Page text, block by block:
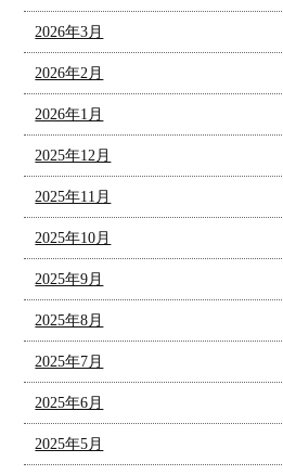
2026年3月
2026年2月
2026年1月
2025年12月
2025年11月
2025年10月
2025年9月
2025年8月
2025年7月
2025年6月
2025年5月